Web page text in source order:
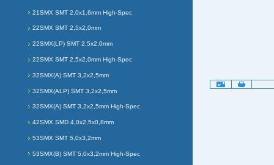
21SMX SMT 2,0x1,6mm High-Spec
22SMX SMT 2,5x2,0mm
22SMX(LP) SMT 2,5x2,0mm
22SMX SMT 2,5x2,0mm High-Spec
32SMX(A) SMT 3,2x2,5mm
32SMX(ALP) SMT 3,2x2,5mm
32SMX(A) SMT 3,2x2,5mm High-Spec
42SMX SMD 4,0x2,5x0,8mm
53SMX SMT 5,0x3,2mm
53SMX(B) SMT 5,0x3,2mm High-Spec
Artikelaktionen